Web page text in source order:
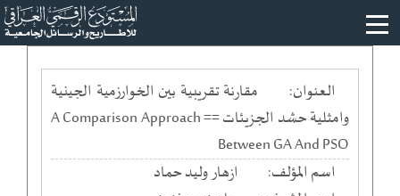
العنوان:
مقارنة تقريبية بين الخوارزمية الجينية
وامثلية حشد الجزيئات == A Comparison Approach
Between GA And PSO
اسم المؤلف:
ازهار وليد حماد